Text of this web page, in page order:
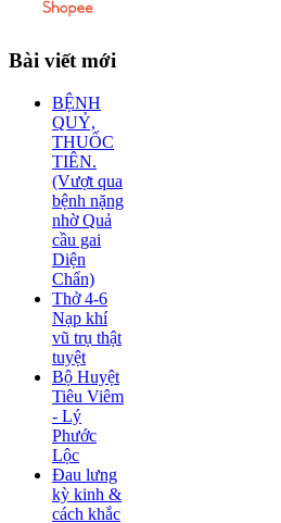
Bài viết mới
BỆNH
QUỶ,
THUỐC
TIÊN.
(Vượt qua
bệnh nặng
nhờ Quả
cầu gai
Diện
Chẩn)
Thở 4-6
Nạp khí
vũ trụ thật
tuyệt
Bộ Huyệt
Tiêu Viêm
- Lý
Phước
Lộc
Đau lưng
kỳ kinh &
cách khắc